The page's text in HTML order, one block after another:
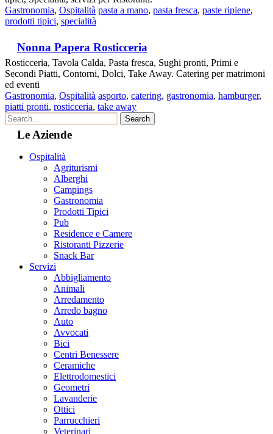
Gastronomia, Ospitalità pasta a mano, pasta fresca, paste ripiene,
prodotti tipici, specialità
Nonna Papera Rosticceria
Rosticceria, Tavola Calda, Pasta fresca, Sughi pronti, Primi e
Secondi Piatti, Contorni, Dolci, Take Away. Catering per matrimoni
ed eventi
Gastronomia, Ospitalità asporto, catering, gastronomia, hamburger,
piatti pronti, rosticceria, take away
Le Aziende
Ospitalità
Agriturismi
Alberghi
Campings
Gastronomia
Prodotti Tipici
Pub
Residence e Camere
Ristoranti Pizzerie
Snack Bar
Servizi
Abbigliamento
Animali
Arredamento
Arredo bagno
Auto
Avvocati
Bici
Centri Benessere
Ceramiche
Elettrodomestici
Geometri
Lavanderie
Ottici
Parrucchieri
Veterinari